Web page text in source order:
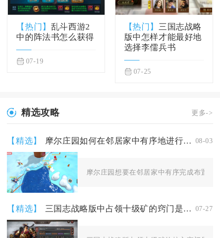
【热门】 乱斗西游2
中的阵法书怎么获得
07-19
【热门】三国志战略
版中怎样才能最好地
选择李儒兵书
07-25
精选攻略 更多->
【精选】 摩尔庄园如何在邻居家中有序地进行布置 08-03
摩尔庄园想要在邻居家中有序完成布置，
【精选】 三国志战略版中占领十级矿的窍门是什么 07-27